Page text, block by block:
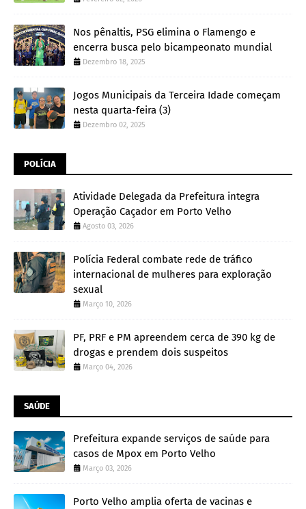
Nos pênaltis, PSG elimina o Flamengo e
encerra busca pelo bicampeonato mundial
Dezembro 18, 2025
Jogos Municipais da Terceira Idade começam
nesta quarta-feira (3)
Dezembro 02, 2025
POLÍCIA
Atividade Delegada da Prefeitura integra
Operação Caçador em Porto Velho
Agosto 03, 2026
Polícia Federal combate rede de tráfico
internacional de mulheres para exploração
sexual
Março 10, 2026
PF, PRF e PM apreendem cerca de 390 kg de
drogas e prendem dois suspeitos
Março 04, 2026
SAÚDE
Prefeitura expande serviços de saúde para
casos de Mpox em Porto Velho
Março 03, 2026
Porto Velho amplia oferta de vacinas e